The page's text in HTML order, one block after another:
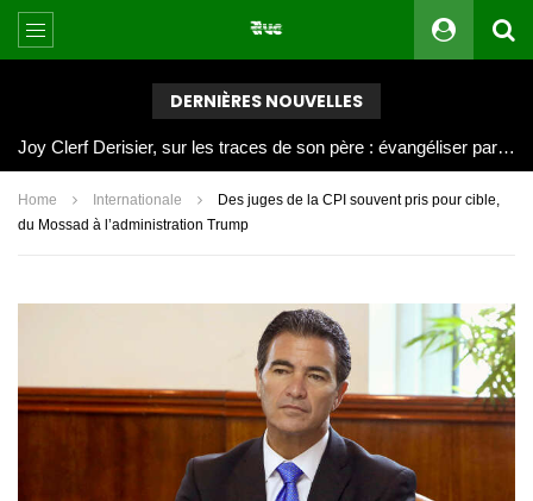
DERNIÈRES NOUVELLES
Joy Clerf Derisier, sur les traces de son père : évangéliser par la musique
Home Internationale
Des juges de la CPI souvent pris pour cible,
du Mossad à l’administration Trump